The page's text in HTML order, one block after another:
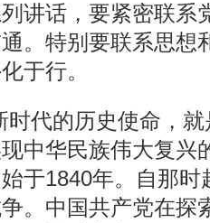
讲话，要紧密联系
。特别要联系思想
于行。
时代的历史使命，
中华民族伟大复兴
于1840年。自那
。中国共产党在探